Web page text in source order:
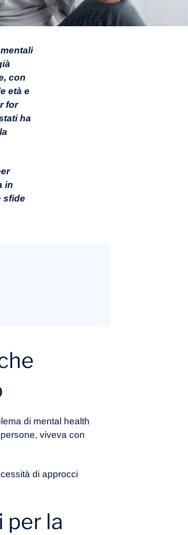
con
età e
for
ha
in
sfide
di mental health
viveva con
di approcci
per la